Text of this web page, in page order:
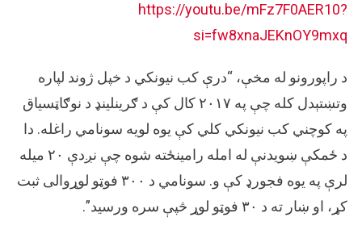
https://youtu.be/mFz7F0AER10?
si=fw8xnaJEKnOY9mxq
د راپورونو له مخې، “درې کب نیونکي د خپل ژوند لپاره
وتښتېدل کله چې په ۲۰۱۷ کال کې د ګرینلینډ د نوګاټسیاق
په کوچني کب نیونکي کلي کې یوه لویه سونامي راغله. دا
د ځمکې ښویدنې له امله رامینځته شوه چې نږدې ۲۰ میله
لرې په یوه فجورډ کې و. سونامي د ۳۰۰ فوټو لوړوالی ثبت
کړ، او ښار ته د ۳۰ فوټو لوړ څپې سره ورسید”.